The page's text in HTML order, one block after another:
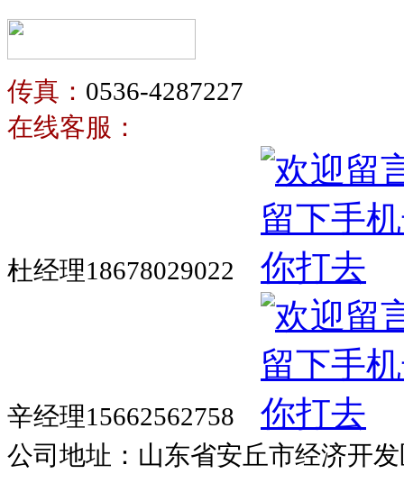
传真： 0536-4287227
在线客服：
杜经理18678029022
辛经理15662562758
公司地址：山东省安丘市经济开